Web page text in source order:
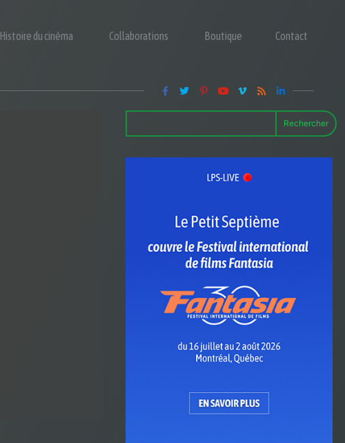
Histoire du cinéma Collaborations Boutique Contact
Rechercher